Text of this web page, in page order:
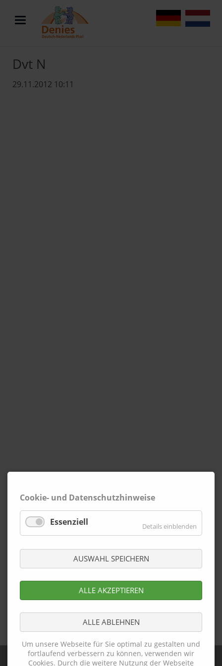
Cookie- und Datenschutzhinweise
Essenziell Details einblenden
AUSWAHL SPEICHERN
ALLE AKZEPTIEREN
ALLE ABLEHNEN
Um unsere Webseite für Sie optimal zu gestalten und
fortlaufend verbessern zu können, verwenden wir
Cookies. Durch die weitere Nutzung der Webseite
DE NL
Dvt N
29.11.2012 10:11
presse24.pdf(1,6 MiB)